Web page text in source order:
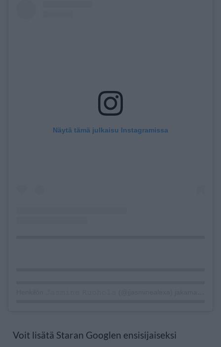
Näytä tämä julkaisu Instagramissa
Voit lisätä Staran Googlen ensisijaiseksi